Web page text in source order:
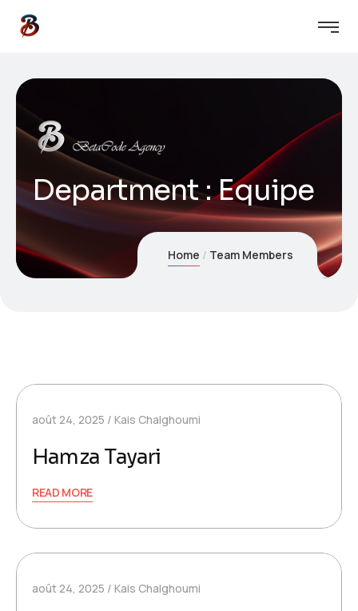
Department :Equipe
Home Team Members
août 24, 2025 Kais Chalghoumi
Hamza Tayari
READ MORE
août 24, 2025 Kais Chalghoumi